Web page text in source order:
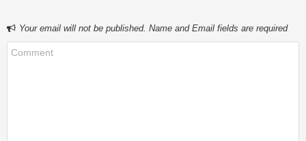
Your email will not be published. Name and Email fields are required